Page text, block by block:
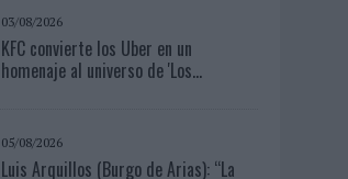
03/08/2026
KFC convierte los Uber en un
homenaje al universo de 'Los...
05/08/2026
Luis Arquillos (Burgo de Arias): “La